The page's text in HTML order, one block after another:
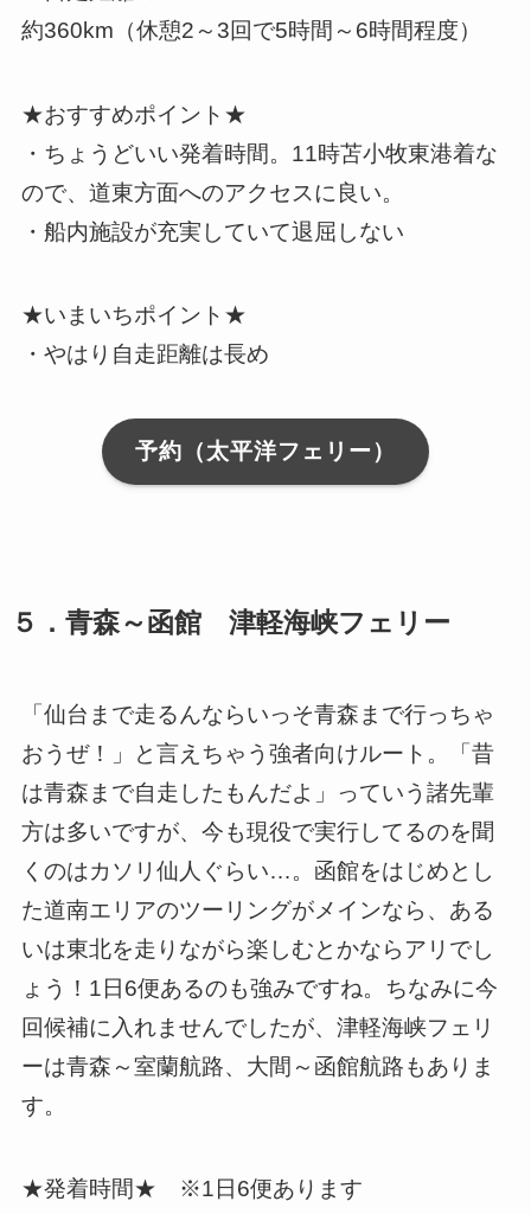
約360km（休憩2～3回で5時間～6時間程度）
★おすすめポイント★
・ちょうどいい発着時間。11時苫小牧東港着な
ので、道東方面へのアクセスに良い。
・船内施設が充実していて退屈しない
★いまいちポイント★
・やはり自走距離は長め
予約（太平洋フェリー）
５．青森～函館 津軽海峡フェリー
「仙台まで走るんならいっそ青森まで行っちゃ
おうぜ！」と言えちゃう強者向けルート。「昔
は青森まで自走したもんだよ」っていう諸先輩
方は多いですが、今も現役で実行してるのを聞
くのはカソリ仙人ぐらい…。函館をはじめとし
た道南エリアのツーリングがメインなら、ある
いは東北を走りながら楽しむとかならアリでし
ょう！1日6便あるのも強みですね。ちなみに今
回候補に入れませんでしたが、津軽海峡フェリ
ーは青森～室蘭航路、大間～函館航路もありま
す。
★発着時間★ ※1日6便あります